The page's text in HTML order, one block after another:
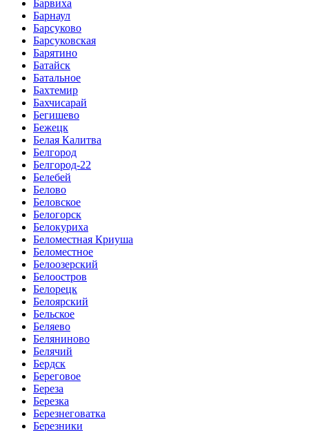
Барвиха
Барнаул
Барсуково
Барсуковская
Барятино
Батайск
Батальное
Бахтемир
Бахчисарай
Бегишево
Бежецк
Белая Калитва
Белгород
Белгород-22
Белебей
Белово
Беловское
Белогорск
Белокуриха
Беломестная Криуша
Беломестное
Белоозерский
Белоостров
Белорецк
Белоярский
Бельское
Беляево
Беляниново
Белячий
Бердск
Береговое
Береза
Березка
Березнеговатка
Березники